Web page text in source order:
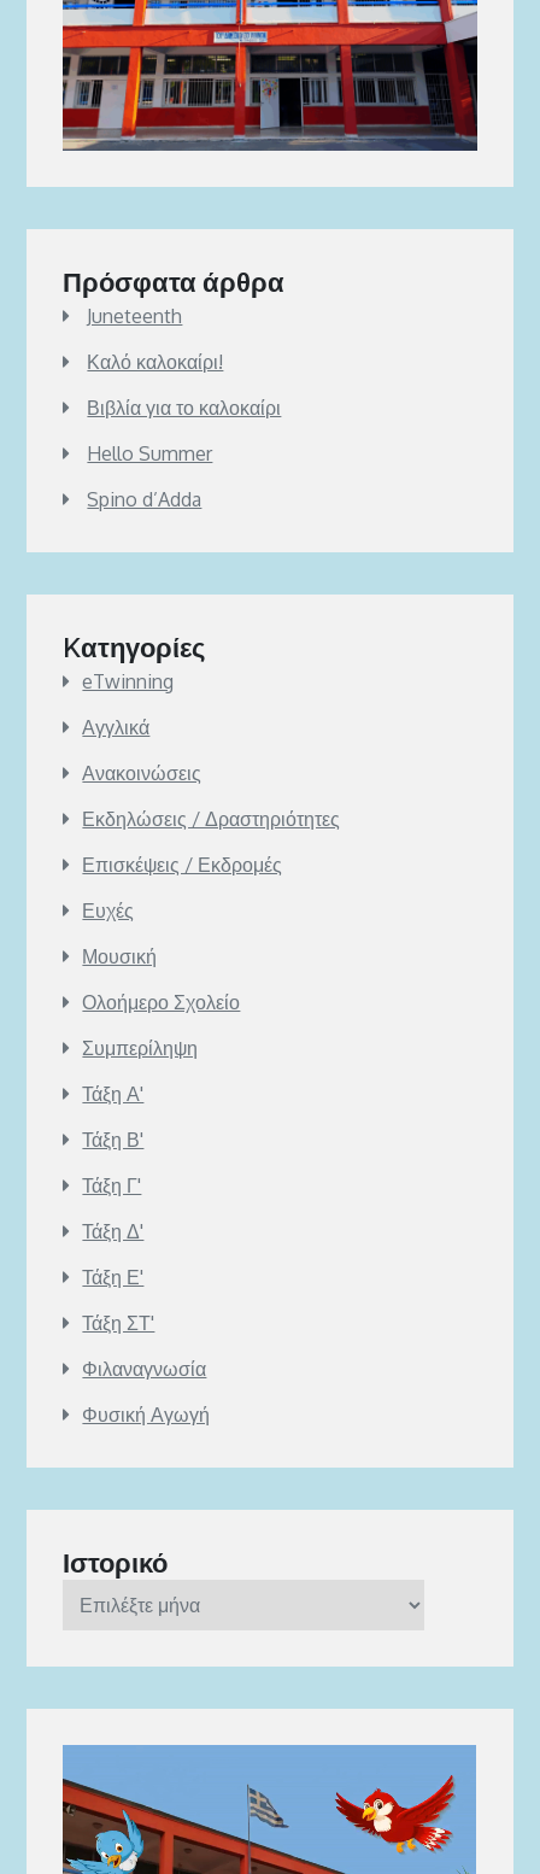
Πρόσφατα άρθρα
Juneteenth
Καλό καλοκαίρι!
Βιβλία για το καλοκαίρι
Hello Summer
Spino d’Adda
Kατηγορίες
eTwinning
Αγγλικά
Ανακοινώσεις
Εκδηλώσεις / Δραστηριότητες
Επισκέψεις / Εκδρομές
Ευχές
Μουσική
Ολοήμερο Σχολείο
Συμπερίληψη
Τάξη Α'
Τάξη Β'
Τάξη Γ'
Τάξη Δ'
Τάξη Ε'
Τάξη ΣΤ'
Φιλαναγνωσία
Φυσική Αγωγή
Ιστορικό
Ιστορικό